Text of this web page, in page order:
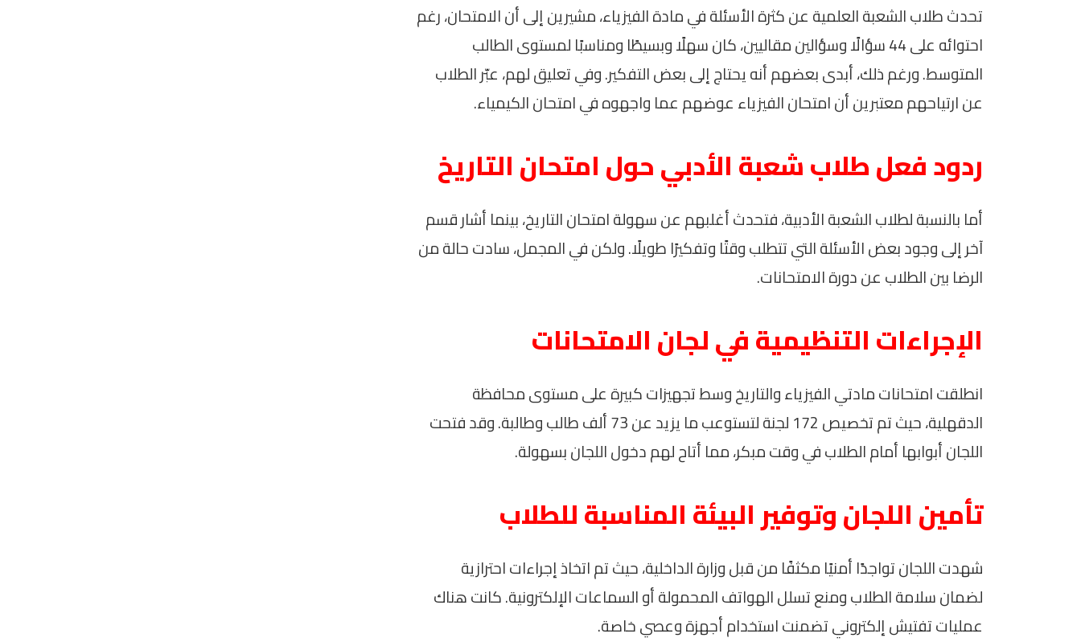
تحدث طلاب الشعبة العلمية عن كثرة الأسئلة في مادة الفيزياء، مشيرين إلى أن الامتحان، رغم
احتوائه على 44 سؤالًا وسؤالين مقاليين، كان سهلًا وبسيطًا ومناسبًا لمستوى الطالب
المتوسط. ورغم ذلك، أبدى بعضهم أنه يحتاج إلى بعض التفكير. وفي تعليق لهم، عبّر الطلاب
عن ارتياحهم معتبرين أن امتحان الفيزياء عوضهم عما واجهوه في امتحان الكيمياء.
ردود فعل طلاب شعبة الأدبي حول امتحان التاريخ
أما بالنسبة لطلاب الشعبة الأدبية، فتحدث أغلبهم عن سهولة امتحان التاريخ، بينما أشار قسم
آخر إلى وجود بعض الأسئلة التي تتطلب وقتًا وتفكيرًا طويلًا. ولكن في المجمل، سادت حالة من
الرضا بين الطلاب عن دورة الامتحانات.
الإجراءات التنظيمية في لجان الامتحانات
انطلقت امتحانات مادتي الفيزياء والتاريخ وسط تجهيزات كبيرة على مستوى محافظة
الدقهلية، حيث تم تخصيص 172 لجنة لتستوعب ما يزيد عن 73 ألف طالب وطالبة. وقد فتحت
اللجان أبوابها أمام الطلاب في وقت مبكر، مما أتاح لهم دخول اللجان بسهولة.
تأمين اللجان وتوفير البيئة المناسبة للطلاب
شهدت اللجان تواجدًا أمنيًا مكثفًا من قبل وزارة الداخلية، حيث تم اتخاذ إجراءات احترازية
لضمان سلامة الطلاب ومنع تسلل الهواتف المحمولة أو السماعات الإلكترونية. كانت هناك
عمليات تفتيش إلكتروني تضمنت استخدام أجهزة وعصي خاصة.